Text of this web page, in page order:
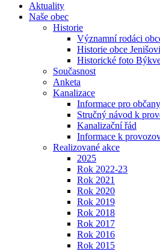
Aktuality
Naše obec
Historie
Významní rodáci
Historie obce
Historické foto
Současnost
Anketa
Kanalizace
Informace pro
Stručný návod k
Kanalizační řád
Informace k
Realizované akce
2025
Rok 2022-23
Rok 2021
Rok 2020
Rok 2019
Rok 2018
Rok 2017
Rok 2016
Rok 2015